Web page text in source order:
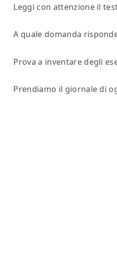
Leggi con attenzione il
A quale domanda
Prova a inventare degli
Prendiamo il giornale di